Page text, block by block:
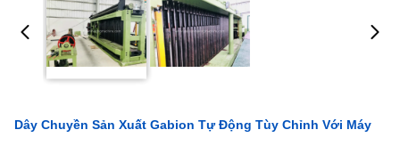
Dây Chuyền Sản Xuất Gabion Tự Động Tùy Chỉnh Với Máy